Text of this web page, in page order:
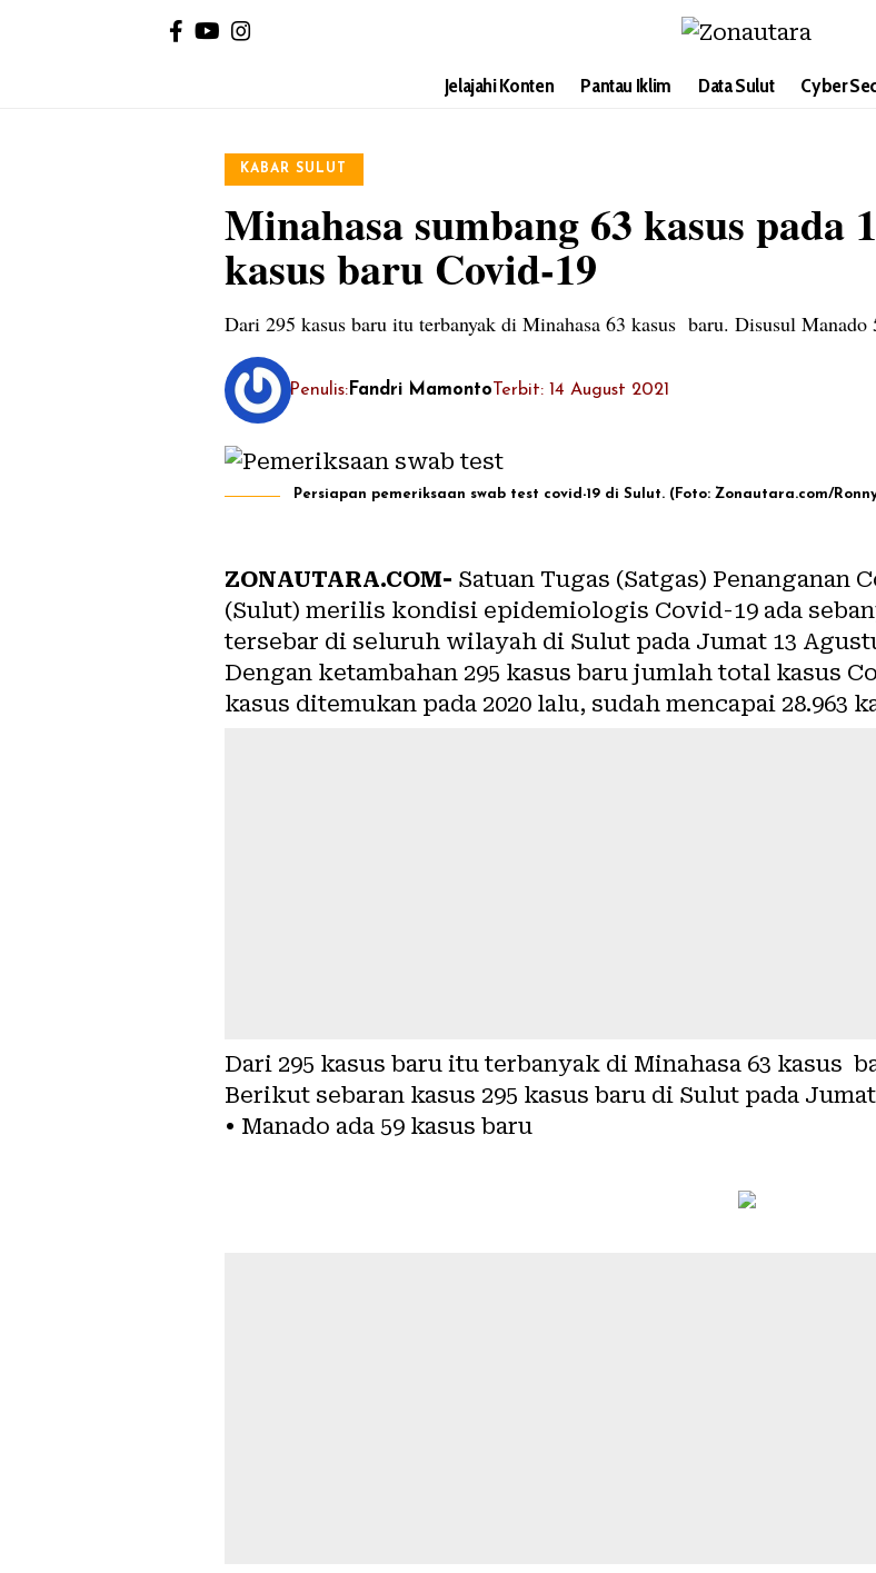
Jelajahi Konten Pantau Iklim Data Sulut Cyber
KABAR SULUT
Minahasa sumbang 63 kasus pada
kasus baru Covid-19
Dari 295 kasus baru itu terbanyak di Minahasa 63 kasus baru. Disusul Manado
Penulis: Fandri Mamonto Terbit: 14 August 2021
Persiapan pemeriksaan swab test covid-19 di Sulut. (Foto: Zonautara.com/
ZONAUTARA.COM- Satuan Tugas (Satgas) Penanganan
(Sulut) merilis kondisi epidemiologis Covid-19 ada
tersebar di seluruh wilayah di Sulut pada Jumat 13
Dengan ketambahan 295 kasus baru jumlah total kasus
kasus ditemukan pada 2020 lalu, sudah mencapai 28.963
Dari 295 kasus baru itu terbanyak di Minahasa 63 kasus
Berikut sebaran kasus 295 kasus baru di Sulut pada
• Manado ada 59 kasus baru